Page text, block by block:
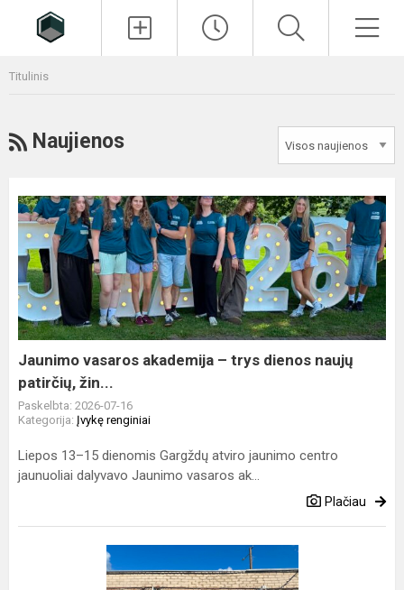
Titulinis
RSS
Naujienos
Jaunimo
vasaros
akademija
–
trys
dienos
naujų
patirčių,
žin...
Jaunimo vasaros akademija – trys dienos naujų
patirčių, žin...
Paskelbta: 2026-07-16
Kategorija: Įvykę renginiai
Liepos 13–15 dienomis Gargždų atviro jaunimo centro
jaunuoliai dalyvavo Jaunimo vasaros ak...
Plačiau